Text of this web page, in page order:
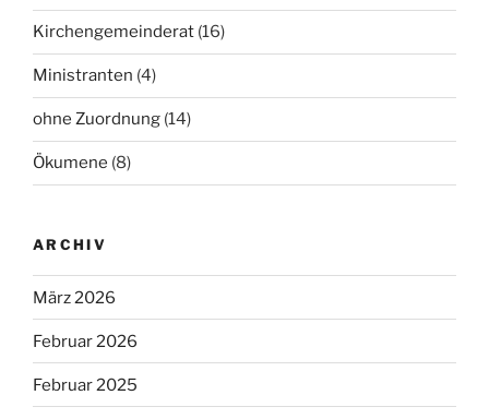
Kirchengemeinderat (16)
Ministranten (4)
ohne Zuordnung (14)
Ökumene (8)
ARCHIV
März 2026
Februar 2026
Februar 2025